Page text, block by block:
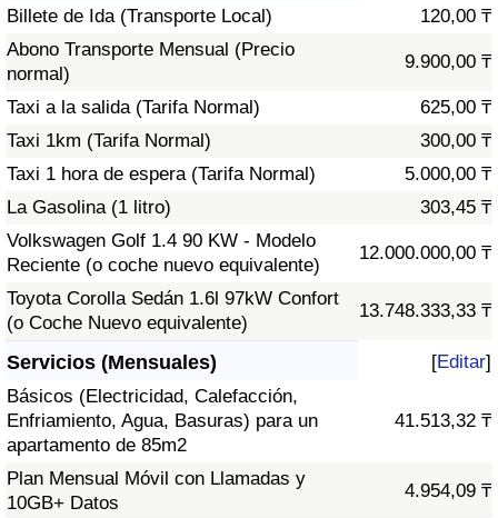
Billete de Ida (Transporte Local)
120,00 ₸
Abono Transporte Mensual (Precio
normal)
9.900,00 ₸
Taxi a la salida (Tarifa Normal)
625,00 ₸
Taxi 1km (Tarifa Normal)
300,00 ₸
Taxi 1 hora de espera (Tarifa Normal)
5.000,00 ₸
La Gasolina (1 litro)
303,45 ₸
Volkswagen Golf 1.4 90 KW - Modelo
Reciente (o coche nuevo equivalente)
12.000.000,00 ₸
Toyota Corolla Sedán 1.6l 97kW Confort
(o Coche Nuevo equivalente)
13.748.333,33 ₸
Servicios (Mensuales) [Editar]
Básicos (Electricidad, Calefacción,
Enfriamiento, Agua, Basuras) para un
apartamento de 85m2
41.513,32 ₸
Plan Mensual Móvil con Llamadas y
10GB+ Datos
4.954,09 ₸